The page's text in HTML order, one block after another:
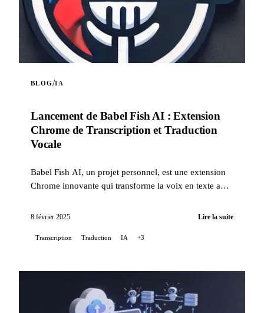
BLOG/IA
Lancement de Babel Fish AI : Extension
Chrome de Transcription et Traduction
Vocale
Babel Fish AI, un projet personnel, est une extension
Chrome innovante qui transforme la voix en texte avec
8 février 2025 Lire la suite
Transcription Traduction IA +3